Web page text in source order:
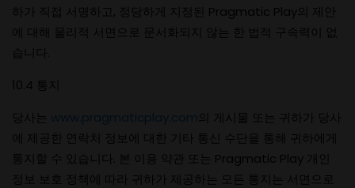
하가 직접 서명하고, 정당하게 지정된 Pragmatic Play의 제안
에 대해 물리적 서면으로 문서화되지 않는 한 법적 구속력이 없
습니다.
10.4 통지
당사는 www.pragmaticplay.com의 게시물 또는 귀하가 당사
에 제공한 연락처 정보에 대한 기타 통신 수단을 통해 귀하에게
통지할 수 있습니다. 본 이용 약관 또는 Pragmatic Play 개인
정보 보호 정책에 따라 귀하가 제공하는 모든 통지는 서면으로